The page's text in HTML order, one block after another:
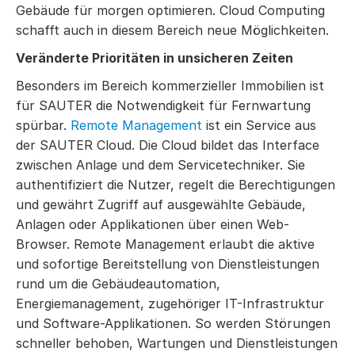
Gebäude für morgen optimieren. Cloud Computing
schafft auch in diesem Bereich neue Möglichkeiten.
Veränderte Prioritäten in unsicheren Zeiten
Besonders im Bereich kommerzieller Immobilien ist
für SAUTER die Notwendigkeit für Fernwartung
spürbar. Remote Management ist ein Service aus
der SAUTER Cloud. Die Cloud bildet das Interface
zwischen Anlage und dem Servicetechniker. Sie
authentifiziert die Nutzer, regelt die Berechtigungen
und gewährt Zugriff auf ausgewählte Gebäude,
Anlagen oder Applikationen über einen Web-
Browser. Remote Management erlaubt die aktive
und sofortige Bereitstellung von Dienstleistungen
rund um die Gebäudeautomation,
Energiemanagement, zugehöriger IT-Infrastruktur
und Software-Applikationen. So werden Störungen
schneller behoben, Wartungen und Dienstleistungen